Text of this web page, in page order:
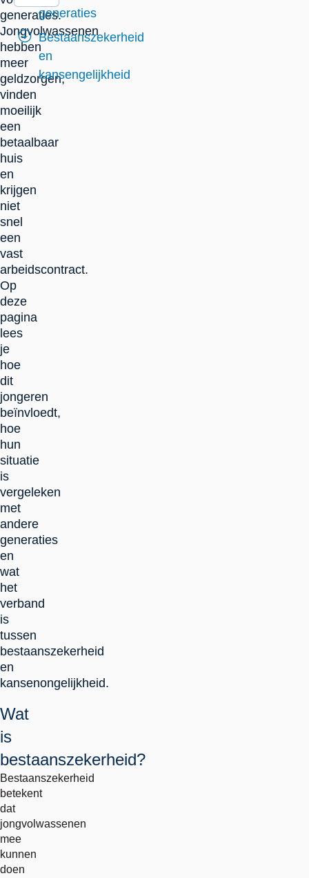
generaties.
Jongvolwassenen
hebben
meer
geldzorgen,
vinden
moeilijk
een
betaalbaar
huis
en
krijgen
niet
snel
een
vast
arbeidscontract.
Op
deze
pagina
lees
je
hoe
dit
jongeren
beïnvloedt,
hoe
hun
situatie
is
vergeleken
met
andere
generaties
en
wat
het
verband
is
tussen
bestaanszekerheid
en
kansenongelijkheid.
generaties
Bestaanszekerheid
en
kansengelijkheid
Wat
is
bestaanszekerheid?
Bestaanszekerheid
betekent
dat
jongvolwassenen
mee
kunnen
doen